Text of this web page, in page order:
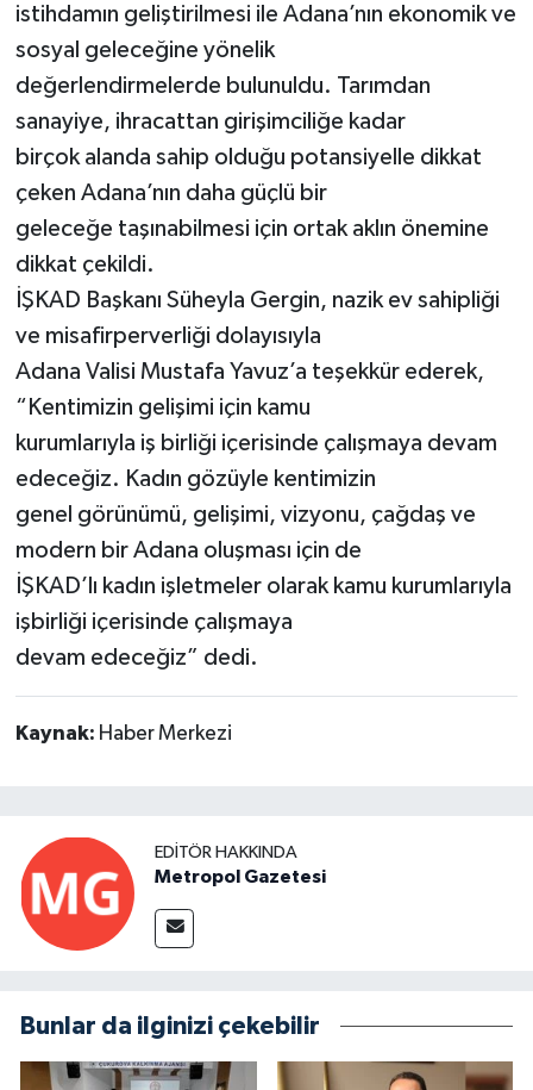
istihdamın geliştirilmesi ile Adana’nın ekonomik ve
sosyal geleceğine yönelik
değerlendirmelerde bulunuldu. Tarımdan
sanayiye, ihracattan girişimciliğe kadar
birçok alanda sahip olduğu potansiyelle dikkat
çeken Adana’nın daha güçlü bir
geleceğe taşınabilmesi için ortak aklın önemine
dikkat çekildi.
İŞKAD Başkanı Süheyla Gergin, nazik ev sahipliği
ve misafirperverliği dolayısıyla
Adana Valisi Mustafa Yavuz’a teşekkür ederek,
“Kentimizin gelişimi için kamu
kurumlarıyla iş birliği içerisinde çalışmaya devam
edeceğiz. Kadın gözüyle kentimizin
genel görünümü, gelişimi, vizyonu, çağdaş ve
modern bir Adana oluşması için de
İŞKAD’lı kadın işletmeler olarak kamu kurumlarıyla
işbirliği içerisinde çalışmaya
devam edeceğiz” dedi.
Kaynak: Haber Merkezi
EDITÖR HAKKINDA
Metropol Gazetesi
Bunlar da ilginizi çekebilir